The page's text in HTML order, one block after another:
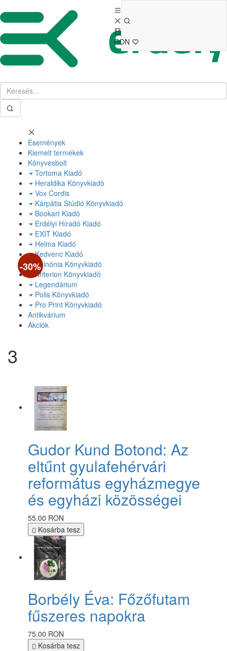
RON
Események
Kiemelt termékek
Könyvesbolt
Tortoma Kiadó
Heraldika Könyvkiadó
Vox Cordis
Kárpátia Stúdió Könyvkiadó
Bookart Kiadó
Erdélyi Híradó Kiadó
EXIT Kiadó
Helma Kiadó
Kedvenc Kiadó
Koinónia Könyvkiadó
Kriterion Könyvkiadó
Legendárium
Polis Könyvkiadó
Pro Print Könyvkiadó
Antikvárium
Akciók
3
Gudor Kund Botond: Az
eltűnt gyulafehérvári
református egyházmegye
és egyházi közösségei
55.00 RON
Kosárba tesz
Borbély Éva: Főzőfutam
fűszeres napokra
75.00 RON
Kosárba tesz
-30%